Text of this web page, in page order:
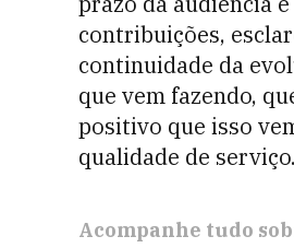
contribuições,
continuidade da
que vem fazendo,
positivo que isso
qualidade de serviço.
Acompanhe tudo